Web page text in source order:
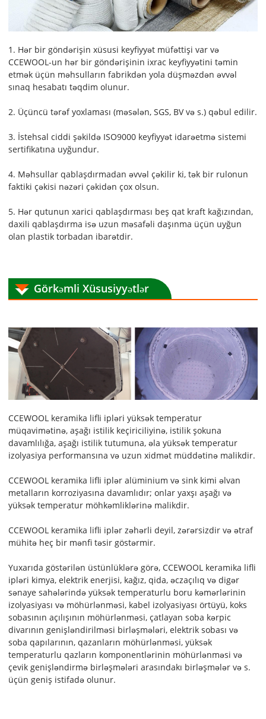
1. Hər bir göndərişin xüsusi keyfiyyət müfəttişi var və
CCEWOOL-un hər bir göndərişinin ixrac keyfiyyətini təmin
etmək üçün məhsulların fabrikdən yola düşməzdən əvvəl
sınaq hesabatı təqdim olunur.
2. Üçüncü tərəf yoxlaması (məsələn, SGS, BV və s.) qəbul edilir.
3. İstehsal ciddi şəkildə ISO9000 keyfiyyət idarəetmə sistemi
sertifikatına uyğundur.
4. Məhsullar qablaşdırmadan əvvəl çəkilir ki, tək bir rulonun
faktiki çəkisi nəzəri çəkidən çox olsun.
5. Hər qutunun xarici qablaşdırması beş qat kraft kağızından,
daxili qablaşdırma isə uzun məsafəli daşınma üçün uyğun
olan plastik torbadan ibarətdir.
Görkəmli Xüsusiyyətlər
CCEWOOL keramika lifli ipləri yüksək temperatur
müqavimətinə, aşağı istilik keçiriciliyinə, istilik şokuna
davamlılığa, aşağı istilik tutumuna, əla yüksək temperatur
izolyasiya performansına və uzun xidmət müddətinə malikdir.
CCEWOOL keramika lifli iplər alüminium və sink kimi əlvan
metalların korroziyasına davamlıdır; onlar yaxşı aşağı və
yüksək temperatur möhkəmliklərinə malikdir.
CCEWOOL keramika lifli iplər zəhərli deyil, zərərsizdir və ətraf
mühitə heç bir mənfi təsir göstərmir.
Yuxarıda göstərilən üstünlüklərə görə, CCEWOOL keramika lifli
ipləri kimya, elektrik enerjisi, kağız, qida, əczaçılıq və digər
sənaye sahələrində yüksək temperaturlu boru kəmərlərinin
izolyasiyası və möhürlənməsi, kabel izolyasiyası örtüyü, koks
sobasının açılışının möhürlənməsi, çatlayan soba kərpic
divarının genişləndirilməsi birləşmələri, elektrik sobası və
soba qapılarının, qazanların möhürlənməsi, yüksək
temperaturlu qazların komponentlərinin möhürlənməsi və
çevik genişləndirmə birləşmələri arasındakı birləşmələr və s.
üçün geniş istifadə olunur.